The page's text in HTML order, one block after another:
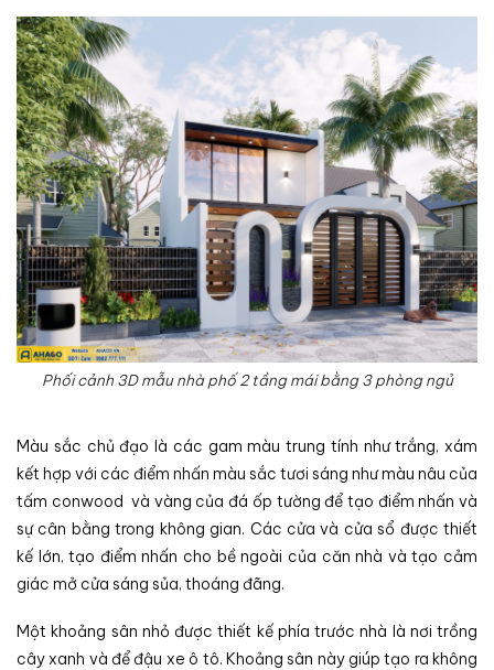
Phối cảnh 3D mẫu nhà phố 2 tầng mái bằng 3 phòng ngủ
Màu sắc chủ đạo là các gam màu trung tính như trắng, xám
kết hợp với các điểm nhấn màu sắc tươi sáng như màu nâu của
tấm conwood và vàng của đá ốp tường để tạo điểm nhấn và
sự cân bằng trong không gian. Các cửa và cửa sổ được thiết
kế lớn, tạo điểm nhấn cho bề ngoài của căn nhà và tạo cảm
giác mở cửa sáng sủa, thoáng đãng.
Một khoảng sân nhỏ được thiết kế phía trước nhà là nơi trồng
cây xanh và để đậu xe ô tô. Khoảng sân này giúp tạo ra không